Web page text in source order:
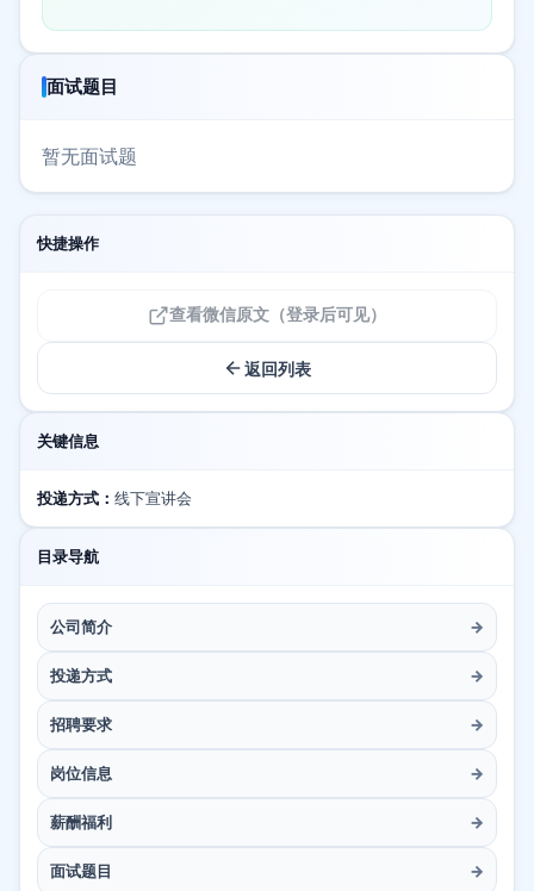
面试题目
暂无面试题
快捷操作
查看微信原文（登录后可见）
返回列表
关键信息
投递方式： 线下宣讲会
目录导航
公司简介 →
投递方式 →
招聘要求 →
岗位信息 →
薪酬福利 →
面试题目 →